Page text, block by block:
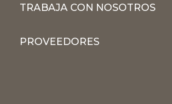
TRABAJA CON NOSOTROS
PROVEEDORES